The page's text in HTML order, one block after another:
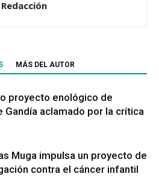
Redacción
MÁS DEL AUTOR
proyecto enológico de
Gandía aclamado por la crítica
Muga impulsa un proyecto de
contra el cáncer infantil